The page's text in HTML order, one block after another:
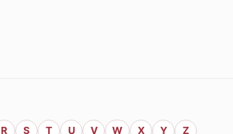
R S T U V W X Y Z